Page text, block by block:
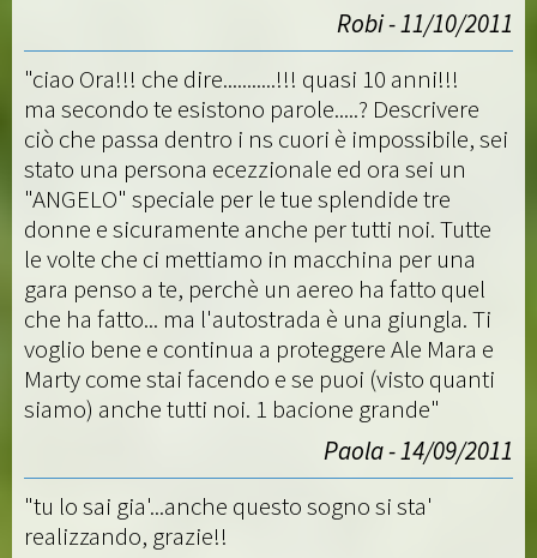
Robi - 11/10/2011
"ciao Ora!!! che dire...........!!! quasi 10 anni!!!
ma secondo te esistono parole.....? Descrivere
ciò che passa dentro i ns cuori è impossibile, sei
stato una persona ecezzionale ed ora sei un
"ANGELO" speciale per le tue splendide tre
donne e sicuramente anche per tutti noi. Tutte
le volte che ci mettiamo in macchina per una
gara penso a te, perchè un aereo ha fatto quel
che ha fatto... ma l'autostrada è una giungla. Ti
voglio bene e continua a proteggere Ale Mara e
Marty come stai facendo e se puoi (visto quanti
siamo) anche tutti noi. 1 bacione grande"
Paola - 14/09/2011
"tu lo sai gia'...anche questo sogno si sta'
realizzando, grazie!!